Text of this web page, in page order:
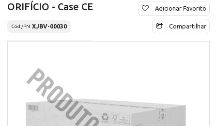
ORIFÍCIO - Case CE
Cód./PN XJBV-00030
Adicionar Favorito
Compartilhar